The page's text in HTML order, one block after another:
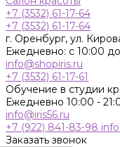
+7 (3532) 61-17-64
+7 (3532) 61-17-64
г. Оренбург, ул.
Ежедневно: с 10:00
info@shopiris.ru
+7 (3532) 61-17-61
Обучение в студии
Ежедневно 10:00 -
info@iris56.ru
+7 (922) 841-83-98
Заказать звонок